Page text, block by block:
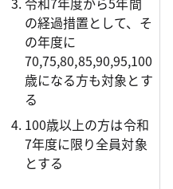
の経過措置として、そ
の年度に
70,75,80,85,90,95,100
歳になる方も対象とす
る
100歳以上の方は令和
7年度に限り全員対象
とする